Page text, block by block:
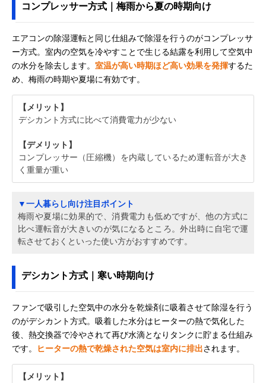
コンプレッサー方式｜梅雨から夏の時期向け
エアコンの除湿運転と同じ仕組みで除湿を行うのがコンプレッサ
ー方式。室内の空気を冷やすことで生じる結露を利用して空気中
の水分を除去します。 室温が高い時期ほど高い効果を発揮するた
め、梅雨の時期や夏場に有効です。
【メリット】
デシカント方式に比べて消費電力が少ない
【デメリット】
コンプレッサー（圧縮機）を内蔵しているため運転音が大き
く重量が重い
▼一人暮らし向け注目ポイント
梅雨や夏場に効果的で、消費電力も低めですが、他の方式に
比べ運転音が大きいのが気になるところ。外出時に自宅で運
転させておくといった使い方がおすすめです。
デシカント方式｜寒い時期向け
ファンで吸引した空気中の水分を乾燥剤に吸着させて除湿を行う
のがデシカント方式。吸着した水分はヒーターの熱で気化した
後、熱交換器で冷やされて再び水滴となりタンクに貯まる仕組み
です。
ヒーターの熱で乾燥された空気は室内に排出されます。
【メリット】